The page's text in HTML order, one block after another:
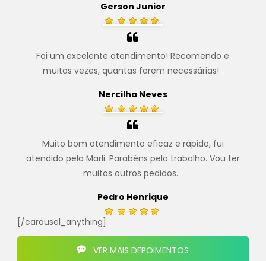
Gerson Junior
Foi um excelente atendimento! Recomendo e
muitas vezes, quantas forem necessárias!
Nercilha Neves
Muito bom atendimento eficaz e rápido, fui
atendido pela Marli. Parabéns pelo trabalho. Vou ter
muitos outros pedidos.
Pedro Henrique
[/carousel_anything]
VER MAIS DEPOIMENTOS